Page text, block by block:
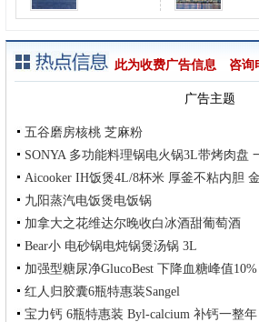
此为收费广告信息 咨询
广告主题
五谷磨房核桃 芝麻粉
SONYA 多功能料理锅电火锅3L带烤肉盘
Aicooker IH饭煲4L/8杯米 厚釜不粘内胆
九阳蒸汽电饭煲电饭锅
加拿大之花维达尔晚收白冰酒甜葡萄酒
Bear小 电砂锅电炖锅煲汤锅 3L
加强型糖尿净GlucoBest 下降血糖峰值10%
红人归胶囊6瓶特惠装Sangel
宝力钙 6瓶特惠装 Byl-calcium 补钙一整